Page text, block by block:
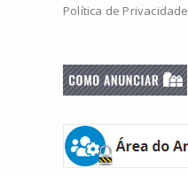
Política de Privacidade